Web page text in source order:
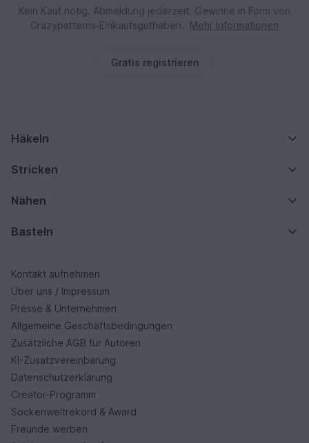
Kein Kauf nötig. Abmeldung jederzeit. Gewinne in Form von
Crazypatterns‑Einkaufsguthaben.
Mehr Informationen
Gratis registrieren
Häkeln
Stricken
Nähen
Basteln
Kontakt aufnehmen
Über uns / Impressum
Presse & Unternehmen
Allgemeine Geschäftsbedingungen
Zusätzliche AGB für Autoren
KI-Zusatzvereinbarung
Datenschutzerklärung
Creator-Programm
Sockenweltrekord & Award
Freunde werben